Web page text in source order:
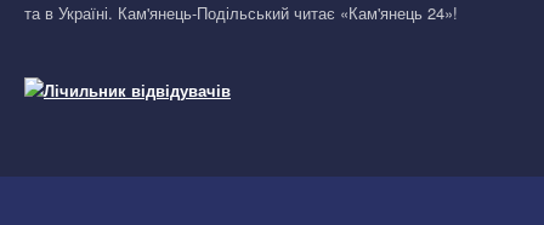
та в Україні. Кам'янець-Подільський читає «Кам'янець 24»!